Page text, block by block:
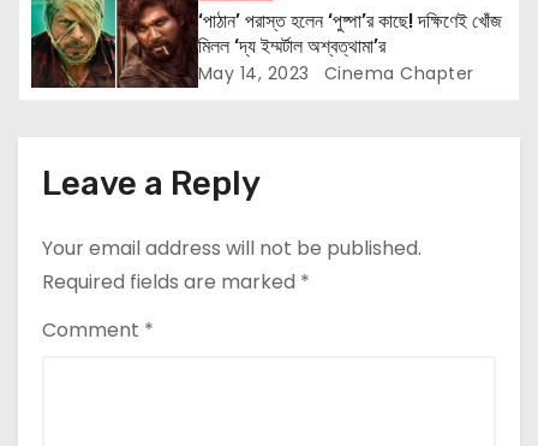
n
‘পাঠান’ পরাস্ত হলেন ‘পুষ্পা’র কাছে! দক্ষিণেই খোঁজ
মিলল ‘দ্য ইম্মর্টাল অশ্বত্থামা’র
May 14, 2023 Cinema Chapter
Leave a Reply
Your email address will not be published.
Required fields are marked *
Comment *